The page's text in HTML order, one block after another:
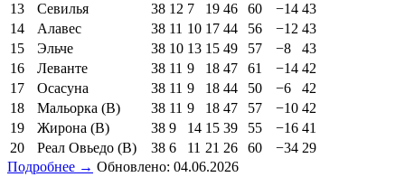
13
Севилья 38 12 7 19 46 60 −14 43
14
Алавес 38 11 10 17 44 56 −12 43
15
Эльче 38 10 13 15 49 57 −8
43
16
Леванте 38 11 9 18 47 61 −14 42
17
Осасуна 38 11 9 18 44 50 −6
42
18
Мальорка (В) 38 11 9 18 47 57 −10 42
19
Жирона (В) 38 9 14 15 39 55 −16 41
20
Реал Овьедо (В) 38 6 11 21 26 60 −34 29
Подробнее → Обновлено: 04.06.2026